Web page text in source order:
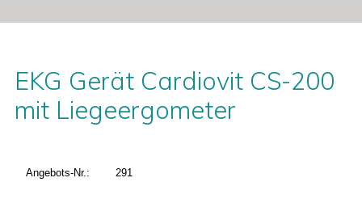
EKG Gerät Cardiovit CS-200
mit Liegeergometer
Angebots-Nr.: 291